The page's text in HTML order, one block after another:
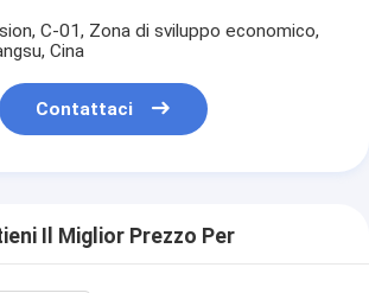
C-01, Zona di sviluppo economico,
Cina
Contattaci
Il Miglior Prezzo Per